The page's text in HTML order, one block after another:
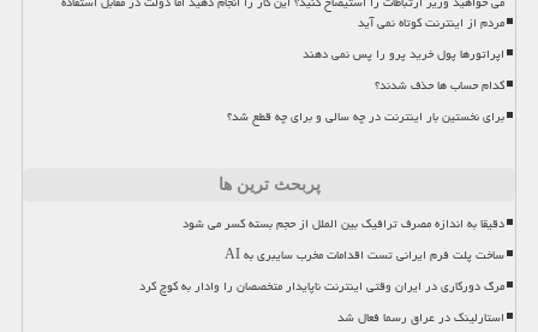
مردم از اینترنت کوتاه نمی آید
اپراتورها پول خرید پرو را پس نمی دهند
کدام حساب ها حذف شدند؟
برای نخستین بار اینترنت در چه سالی و برای چه قطع شد؟
پربحث ترین ها
دقیقا به اندازه مصرف ترافیک بین الملل از حجم بسته کسر می شود
ساخت پلت فرم ایرانی تست اقدامات مخرب سایبری به AI
مرگ دورکاری در ایران وقتی اینترنت ناپایدار متخصصان را وادار به کوچ کرد
استارلینک در عراق رسما فعال شد